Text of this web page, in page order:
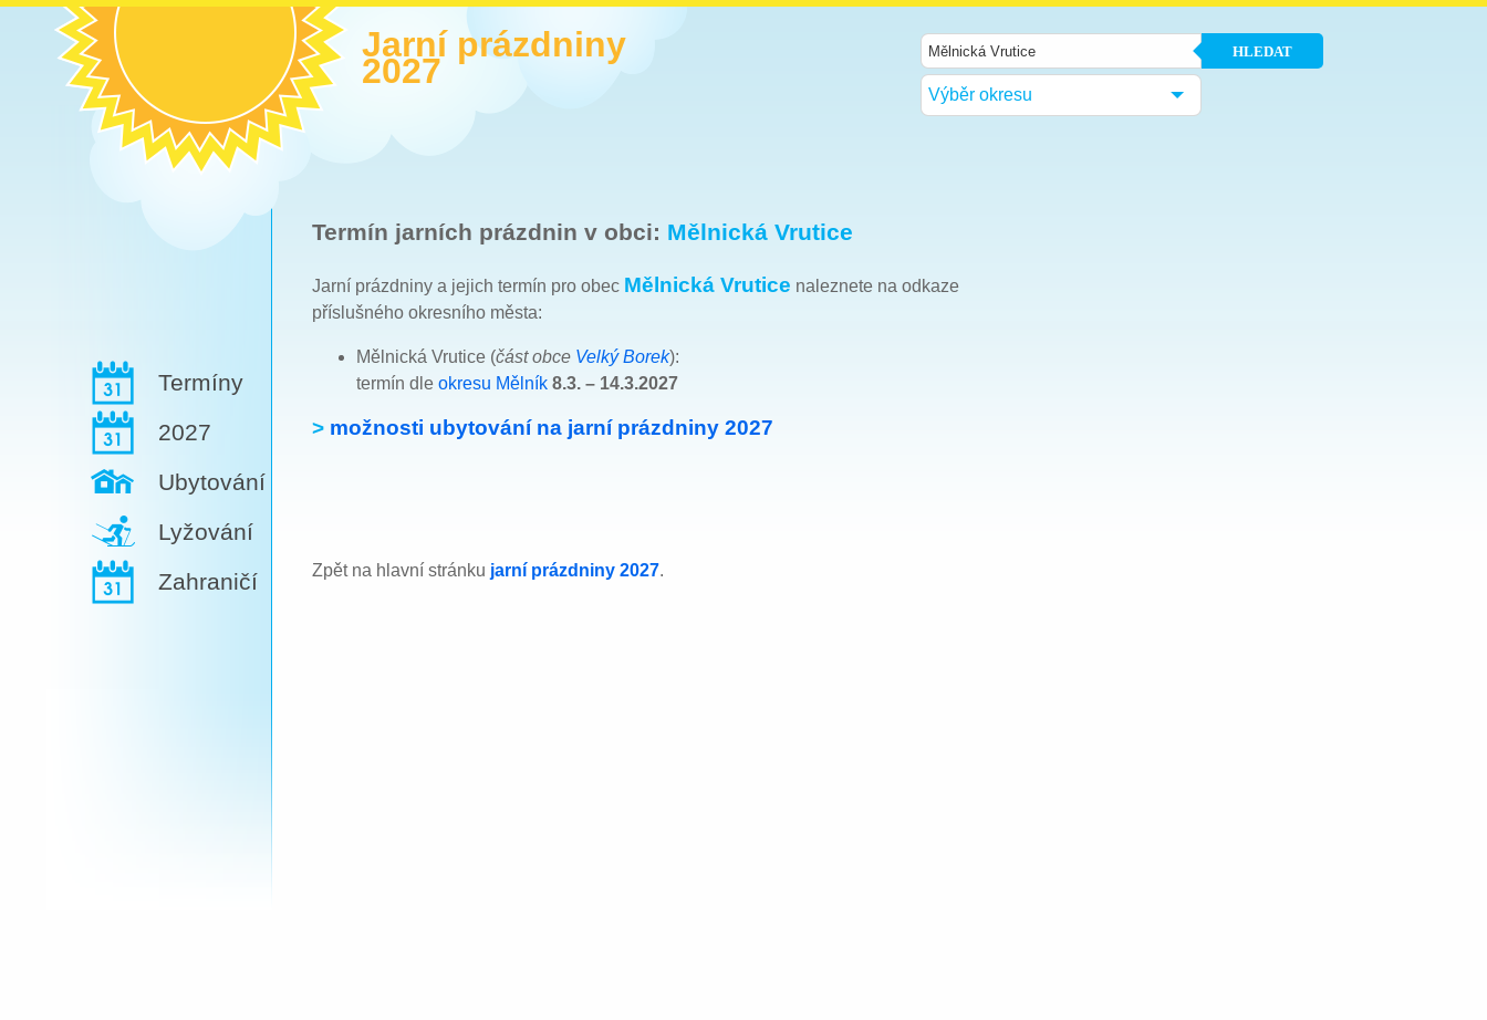
Jarní prázdniny
2027 HLEDAT
Výběr okresu
Termíny
2027
Ubytování
Lyžování
Zahraničí
Termín jarních prázdnin v obci: Mělnická Vrutice
Jarní prázdniny a jejich termín pro obec Mělnická Vrutice naleznete na odkaze
příslušného okresního města:
Mělnická Vrutice (část obce Velký Borek):
termín dle okresu Mělník 8.3. – 14.3.2027
> možnosti ubytování na jarní prázdniny 2027
Zpět na hlavní stránku jarní prázdniny 2027.